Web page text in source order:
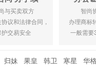
与买卖双方
议和法律合同，
护交易安全
智尚
办理商标
一般需要
归妹 果皇 韩卫 寒星 华格